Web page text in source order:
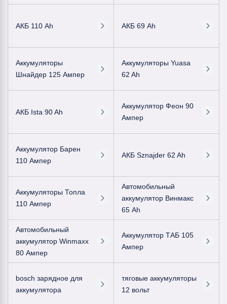
АКБ 110 Ah АКБ 69 Ah
Аккумуляторы
Шнайдер 125 Ампер
Аккумуляторы Yuasa
62 Ah
АКБ Ista 90 Ah
Аккумулятор Феон 90
Ампер
Аккумулятор Барен
110 Ампер
АКБ Sznajder 62 Ah
Аккумуляторы Топла
110 Ампер
Автомобильный
аккумулятор Винмакс
65 Ah
Автомобильный
аккумулятор Winmaxx
80 Ампер
Аккумулятор ТАБ 105
Ампер
bosch зарядное для
аккумулятора
тяговые аккумуляторы
12 вольт